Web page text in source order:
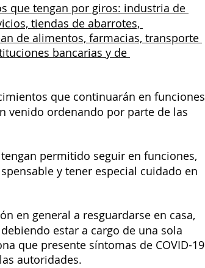
que tengan por giros: industria de
tiendas de abarrotes,
de alimentos, farmacias, transporte
bancarias y de
que continuarán en funciones
venido ordenando por parte de las
permitido seguir en funciones,
y tener especial cuidado en
en general a resguardarse en casa,
estar a cargo de una sola
que presente síntomas de COVID-19
autoridades.